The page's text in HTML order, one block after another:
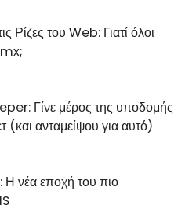
Ρίζες του Web: Γιατί όλοι
Γίνε μέρος της υποδομής
(και ανταμείψου για αυτό)
νέα εποχή του πιο